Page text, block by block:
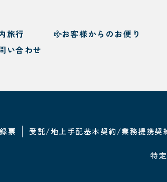
旅行 お客様からのお便り
い合わせ
票 受託/地上手配基本契約/業務提携契
特